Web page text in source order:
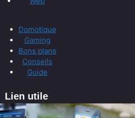
Domotique
Gaming
Bons plans
Conseils
Guide
Lien utile